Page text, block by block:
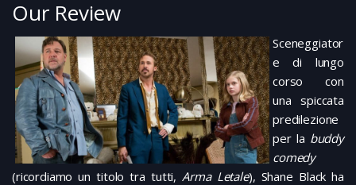
Our Review
Sceneggiator
e di lungo
corso con
una spiccata
predilezione
per la buddy
comedy
(ricordiamo un titolo tra tutti,Arma Letale), Shane Black ha